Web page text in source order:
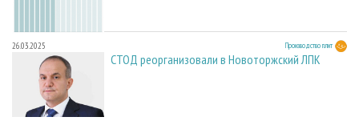
26.03.2025 Производство плит
СТОД реорганизовали в Новоторжский ЛПК